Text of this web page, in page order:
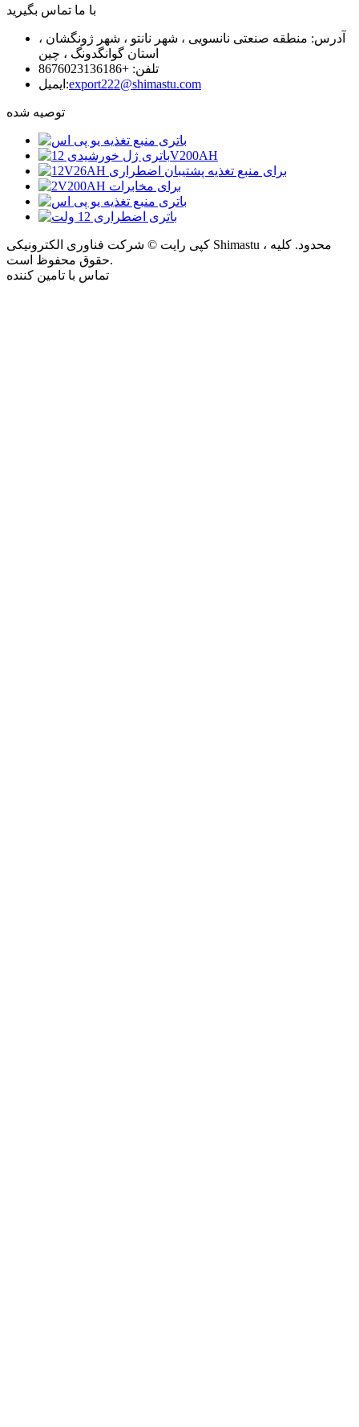
با ما تماس بگیرید
آدرس: منطقه صنعتی نانسویی ، شهر نانتو ، شهر ژونگشان ،
استان گوانگدونگ ، چین
تلفن: +8676023136186
ایمیل:export222@shimastu.com
توصیه شده
کپی رایت © شرکت فناوری الکترونیکی Shimastu ، محدود. کلیه
حقوق محفوظ است.
تماس با تامین کننده